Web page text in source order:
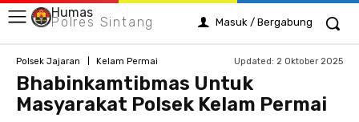
Humas
Polres Sintang Masuk / Bergabung
Polsek Jajaran Kelam Permai Updated: 2 Oktober 2025
Bhabinkamtibmas Untuk
Masyarakat Polsek Kelam Permai